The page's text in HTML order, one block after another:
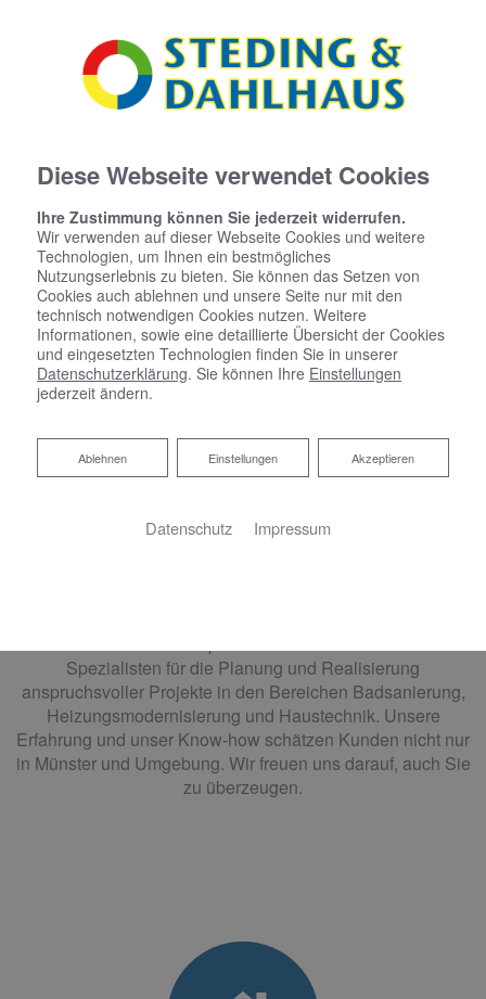
Förderauskunft | EFG-Gruppe
Steding & Dahlhaus GmbH & Co.
Ihre Experten für Haustechnik.
Spezialisten für die Planung und Realisierung
anspruchsvoller Projekte in den Bereichen Badsanierung,
Heizungsmodernisierung und Haustechnik. Unsere
Erfahrung und unser Know-how schätzen Kunden nicht nur
in Münster und Umgebung. Wir freuen uns darauf, auch Sie
zu überzeugen.
Diese Webseite verwendet Cookies
Ihre Zustimmung können Sie jederzeit widerrufen.
Wir verwenden auf dieser Webseite Cookies und weitere
Technologien, um Ihnen ein bestmögliches
Nutzungserlebnis zu bieten. Sie können das Setzen von
Cookies auch ablehnen und unsere Seite nur mit den
technisch notwendigen Cookies nutzen. Weitere
Informationen, sowie eine detaillierte Übersicht der Cookies
und eingesetzten Technologien finden Sie in unserer
Datenschutzerklärung. Sie können Ihre Einstellungen
jederzeit ändern.
Akzeptieren
Einstellungen
Ablehnen
Ablehnen
Datenschutz Impressum